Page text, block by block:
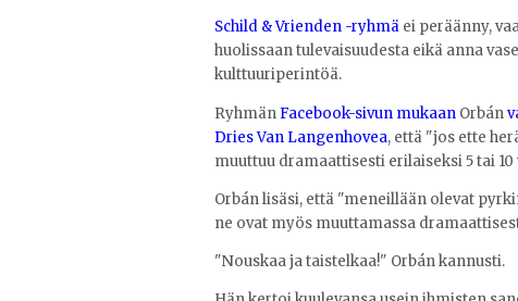
Schild & Vrienden -ryhmä ei peräänny,
huolissaan tulevaisuudesta eikä anna
kulttuuriperintöä.
Ryhmän Facebook-sivun mukaan Orbán
Dries Van Langenhovea, että "jos ette
muuttuu dramaattisesti erilaiseksi 5 tai 10
Orbán lisäsi, että "meneillään olevat
ne ovat myös muuttamassa
"Nouskaa ja taistelkaa!" Orbán kannusti.